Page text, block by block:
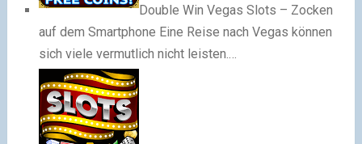
Double Win Vegas Slots – Zocken
auf dem Smartphone Eine Reise nach Vegas können
sich viele vermutlich nicht leisten.…